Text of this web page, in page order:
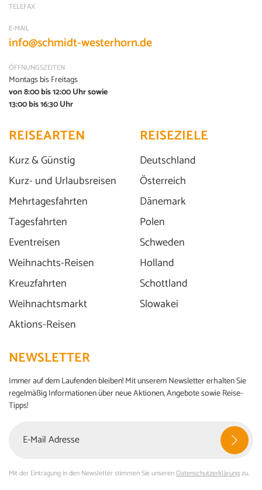
Amphibienfahrzeug
© Hafencity Riverbus GmbH
TELEFAX
E-MAIL
info@schmidt-westerhorn.de
ÖFFNUNGSZEITEN
Montags bis Freitags
von 8:00 bis 12:00 Uhr sowie
13:00 bis 16:30 Uhr
REISEARTEN
Kurz & Günstig
Kurz- und Urlaubsreisen
Mehrtagesfahrten
Tagesfahrten
Eventreisen
Weihnachts-Reisen
Kreuzfahrten
Weihnachtsmarkt
Aktions-Reisen
REISEZIELE
Deutschland
Österreich
Dänemark
Polen
Schweden
Holland
Schottland
Slowakei
NEWSLETTER
Immer auf dem Laufenden bleiben! Mit unserem Newsletter erhalten Sie
regelmäßig Informationen über neue Aktionen, Angebote sowie Reise-
Tipps!
Mit der Eintragung in den Newsletter stimmen Sie unserenDatenschutzerklärungzu.